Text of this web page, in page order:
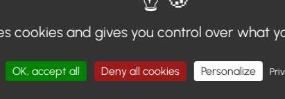
Retour à l'accueil
cookies and gives you control over what
OK, accept all Deny all cookies Personalize